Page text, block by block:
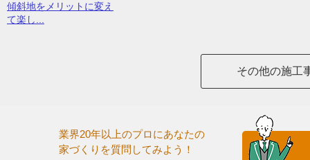
傾斜地をメリットに変え
て楽し...
その他の施工
業界20年以上のプロにあなたの
家づくりを質問してみよう！